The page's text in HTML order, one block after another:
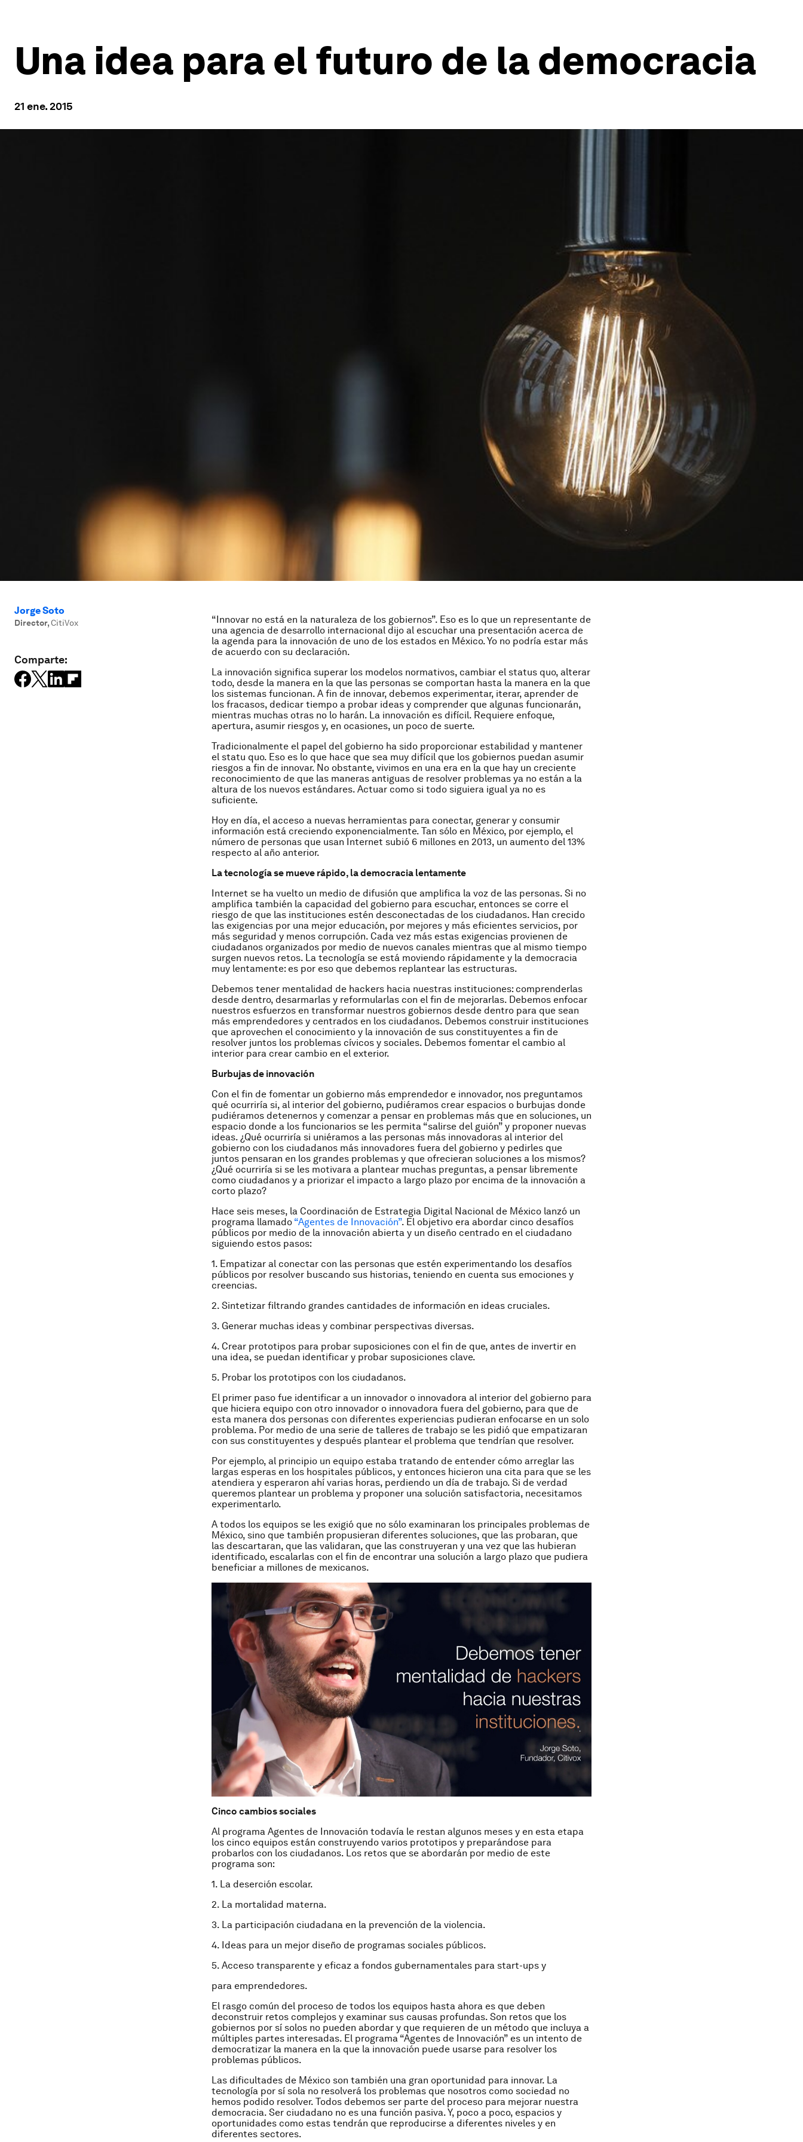
Una idea para el futuro de la democracia
21 ene. 2015
Jorge Soto
Director,CitiVox
Comparte:
“Innovar no está en la naturaleza de los gobiernos”. Eso es lo que un representante de
una agencia de desarrollo internacional dijo al escuchar una presentación acerca de
la agenda para la innovación de uno de los estados en México. Yo no podría estar más
de acuerdo con su declaración.
La innovación significa superar los modelos normativos, cambiar el status quo, alterar
todo, desde la manera en la que las personas se comportan hasta la manera en la que
los sistemas funcionan. A fin de innovar, debemos experimentar, iterar, aprender de
los fracasos, dedicar tiempo a probar ideas y comprender que algunas funcionarán,
mientras muchas otras no lo harán. La innovación es difícil. Requiere enfoque,
apertura, asumir riesgos y, en ocasiones, un poco de suerte.
Tradicionalmente el papel del gobierno ha sido proporcionar estabilidad y mantener
el statu quo. Eso es lo que hace que sea muy difícil que los gobiernos puedan asumir
riesgos a fin de innovar. No obstante, vivimos en una era en la que hay un creciente
reconocimiento de que las maneras antiguas de resolver problemas ya no están a la
altura de los nuevos estándares. Actuar como si todo siguiera igual ya no es
suficiente.
Hoy en día, el acceso a nuevas herramientas para conectar, generar y consumir
información está creciendo exponencialmente. Tan sólo en México, por ejemplo, el
número de personas que usan Internet subió 6 millones en 2013, un aumento del 13%
respecto al año anterior.
La tecnología se mueve rápido, la democracia lentamente
Internet se ha vuelto un medio de difusión que amplifica la voz de las personas. Si no
amplifica también la capacidad del gobierno para escuchar, entonces se corre el
riesgo de que las instituciones estén desconectadas de los ciudadanos. Han crecido
las exigencias por una mejor educación, por mejores y más eficientes servicios, por
más seguridad y menos corrupción. Cada vez más estas exigencias provienen de
ciudadanos organizados por medio de nuevos canales mientras que al mismo tiempo
surgen nuevos retos. La tecnología se está moviendo rápidamente y la democracia
muy lentamente: es por eso que debemos replantear las estructuras.
Debemos tener mentalidad de hackers hacia nuestras instituciones: comprenderlas
desde dentro, desarmarlas y reformularlas con el fin de mejorarlas. Debemos enfocar
nuestros esfuerzos en transformar nuestros gobiernos desde dentro para que sean
más emprendedores y centrados en los ciudadanos. Debemos construir instituciones
que aprovechen el conocimiento y la innovación de sus constituyentes a fin de
resolver juntos los problemas cívicos y sociales. Debemos fomentar el cambio al
interior para crear cambio en el exterior.
Burbujas de innovación
Con el fin de fomentar un gobierno más emprendedor e innovador, nos preguntamos
qué ocurriría si, al interior del gobierno, pudiéramos crear espacios o burbujas donde
pudiéramos detenernos y comenzar a pensar en problemas más que en soluciones, un
espacio donde a los funcionarios se les permita “salirse del guión” y proponer nuevas
ideas. ¿Qué ocurriría si uniéramos a las personas más innovadoras al interior del
gobierno con los ciudadanos más innovadores fuera del gobierno y pedirles que
juntos pensaran en los grandes problemas y que ofrecieran soluciones a los mismos?
¿Qué ocurriría si se les motivara a plantear muchas preguntas, a pensar libremente
como ciudadanos y a priorizar el impacto a largo plazo por encima de la innovación a
corto plazo?
Hace seis meses, la Coordinación de Estrategia Digital Nacional de México lanzó un
programa llamado “Agentes de Innovación”. El objetivo era abordar cinco desafíos
públicos por medio de la innovación abierta y un diseño centrado en el ciudadano
siguiendo estos pasos:
1. Empatizar al conectar con las personas que estén experimentando los desafíos
públicos por resolver buscando sus historias, teniendo en cuenta sus emociones y
creencias.
2. Sintetizar filtrando grandes cantidades de información en ideas cruciales.
3. Generar muchas ideas y combinar perspectivas diversas.
4. Crear prototipos para probar suposiciones con el fin de que, antes de invertir en
una idea, se puedan identificar y probar suposiciones clave.
5. Probar los prototipos con los ciudadanos.
El primer paso fue identificar a un innovador o innovadora al interior del gobierno para
que hiciera equipo con otro innovador o innovadora fuera del gobierno, para que de
esta manera dos personas con diferentes experiencias pudieran enfocarse en un solo
problema. Por medio de una serie de talleres de trabajo se les pidió que empatizaran
con sus constituyentes y después plantear el problema que tendrían que resolver.
Por ejemplo, al principio un equipo estaba tratando de entender cómo arreglar las
largas esperas en los hospitales públicos, y entonces hicieron una cita para que se les
atendiera y esperaron ahí varias horas, perdiendo un día de trabajo. Si de verdad
queremos plantear un problema y proponer una solución satisfactoria, necesitamos
experimentarlo.
A todos los equipos se les exigió que no sólo examinaran los principales problemas de
México, sino que también propusieran diferentes soluciones, que las probaran, que
las descartaran, que las validaran, que las construyeran y una vez que las hubieran
identificado, escalarlas con el fin de encontrar una solución a largo plazo que pudiera
beneficiar a millones de mexicanos.
Cinco cambios sociales
Al programa Agentes de Innovación todavía le restan algunos meses y en esta etapa
los cinco equipos están construyendo varios prototipos y preparándose para
probarlos con los ciudadanos. Los retos que se abordarán por medio de este
programa son:
1. La deserción escolar.
2. La mortalidad materna.
3. La participación ciudadana en la prevención de la violencia.
4. Ideas para un mejor diseño de programas sociales públicos.
5. Acceso transparente y eficaz a fondos gubernamentales para start-ups y
para emprendedores.
El rasgo común del proceso de todos los equipos hasta ahora es que deben
deconstruir retos complejos y examinar sus causas profundas. Son retos que los
gobiernos por sí solos no pueden abordar y que requieren de un método que incluya a
múltiples partes interesadas. El programa “Agentes de Innovación” es un intento de
democratizar la manera en la que la innovación puede usarse para resolver los
problemas públicos.
Las dificultades de México son también una gran oportunidad para innovar. La
tecnología por sí sola no resolverá los problemas que nosotros como sociedad no
hemos podido resolver. Todos debemos ser parte del proceso para mejorar nuestra
democracia. Ser ciudadano no es una función pasiva. Y, poco a poco, espacios y
oportunidades como estas tendrán que reproducirse a diferentes niveles y en
diferentes sectores.